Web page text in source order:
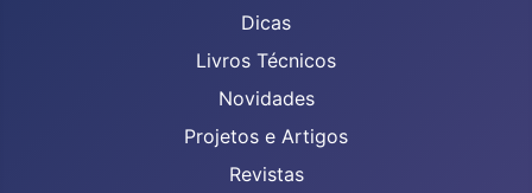
Dicas
Livros Técnicos
Novidades
Projetos e Artigos
Revistas